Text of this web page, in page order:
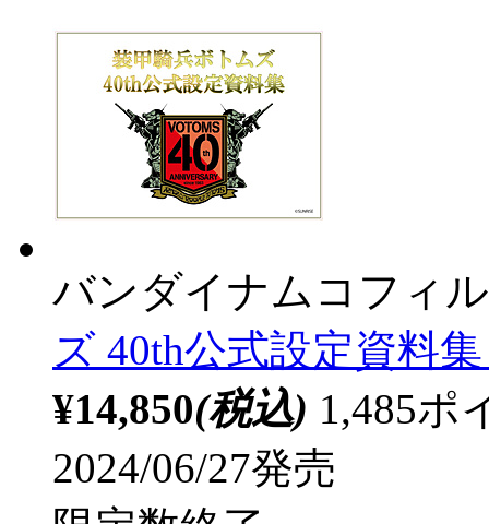
バンダイナムコフィ
ズ 40th公式設定資料集
¥14,850(税込) 1,485ポ
2024/06/27発売